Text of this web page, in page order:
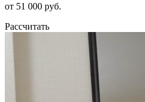
от 51 000 руб.
Рассчитать